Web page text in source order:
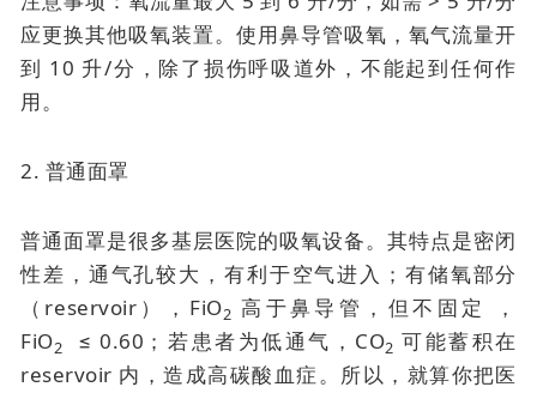
应更换其他吸氧装置。使用鼻导管吸氧，氧气流量开
到 10 升/分，除了损伤呼吸道外，不能起到任何作
用。
2. 普通面罩
普通面罩是很多基层医院的吸氧设备。其特点是密闭
性差，通气孔较大，有利于空气进入；有储氧部分
（reservoir），FiO2 高于鼻导管，但不固定 ，
FiO2 ≤ 0.60；若患者为低通气，CO2 可能蓄积在
reservoir 内，造成高碳酸血症。所以，就算你把医